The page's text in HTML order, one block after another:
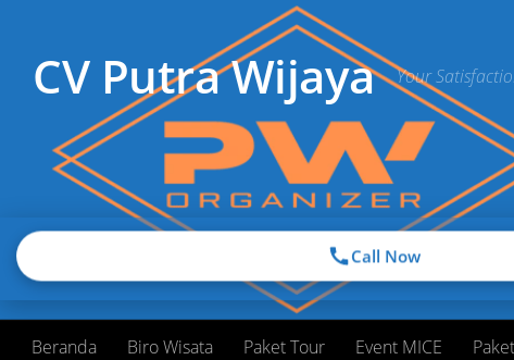
CV Putra Wijaya Your
Beranda Biro Wisata Paket Tour Event MICE
Call Now